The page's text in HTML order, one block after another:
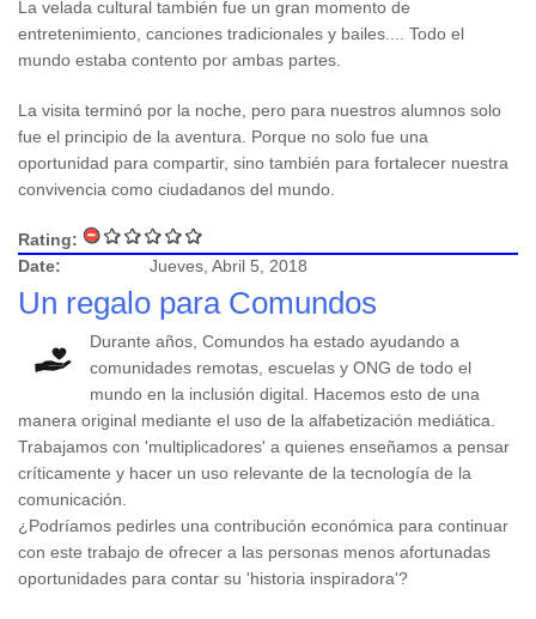
La velada cultural también fue un gran momento de
entretenimiento, canciones tradicionales y bailes.... Todo el
mundo estaba contento por ambas partes.
La visita terminó por la noche, pero para nuestros alumnos solo
fue el principio de la aventura. Porque no solo fue una
oportunidad para compartir, sino también para fortalecer nuestra
convivencia como ciudadanos del mundo.
Rating:
Date:
Jueves, Abril 5, 2018
Un regalo para Comundos
Durante años, Comundos ha estado ayudando a
comunidades remotas, escuelas y ONG de todo el
mundo en la inclusión digital. Hacemos esto de una
manera original mediante el uso de la alfabetización mediática.
Trabajamos con 'multiplicadores' a quienes enseñamos a pensar
críticamente y hacer un uso relevante de la tecnología de la
comunicación.
¿Podríamos pedirles una contribución económica para continuar
con este trabajo de ofrecer a las personas menos afortunadas
oportunidades para contar su 'historia inspiradora'?